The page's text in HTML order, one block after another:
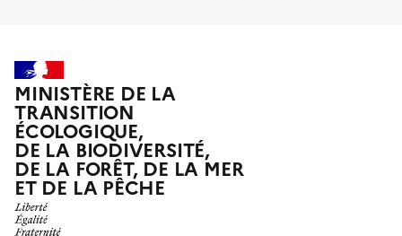
MINISTÈRE DE LA
TRANSITION
ÉCOLOGIQUE,
DE LA BIODIVERSITÉ,
DE LA FORÊT, DE LA MER
ET DE LA PÊCHE